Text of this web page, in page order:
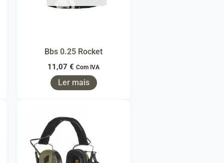
Bbs 0.25 Rocket
11,07€ Com IVA
Ler mais